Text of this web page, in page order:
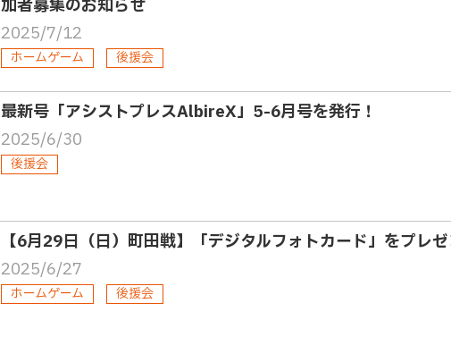
加者募集のお知らせ
2025/7/12
ホームゲーム 後援会
最新号「アシストプレスAlbireX」5-6月号を発行！
2025/6/30
後援会
【6月29日（日）町田戦】「デジタルフォトカード」をプレ
2025/6/27
ホームゲーム 後援会